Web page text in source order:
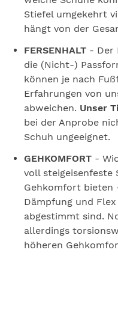
Stiefel umgekehrt
hängt von der
FERSENHALT - Der
die (Nicht-)
können je nach
Erfahrungen von
abweichen. Unser
bei der Anprobe
Schuh ungeeignet.
GEHKOMFORT -
voll steigeisenfeste
Gehkomfort bieten
Dämpfung und
abgestimmt sind.
allerdings
höheren